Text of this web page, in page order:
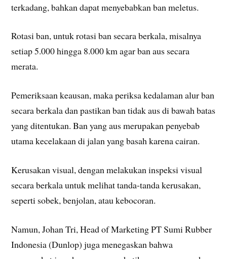
terkadang, bahkan dapat menyebabkan ban meletus.
Rotasi ban, untuk rotasi ban secara berkala, misalnya
setiap 5.000 hingga 8.000 km agar ban aus secara
merata.
Pemeriksaan keausan, maka periksa kedalaman alur ban
secara berkala dan pastikan ban tidak aus di bawah batas
yang ditentukan. Ban yang aus merupakan penyebab
utama kecelakaan di jalan yang basah karena cairan.
Kerusakan visual, dengan melakukan inspeksi visual
secara berkala untuk melihat tanda-tanda kerusakan,
seperti sobek, benjolan, atau kebocoran.
Namun, Johan Tri, Head of Marketing PT Sumi Rubber
Indonesia (Dunlop) juga menegaskan bahwa